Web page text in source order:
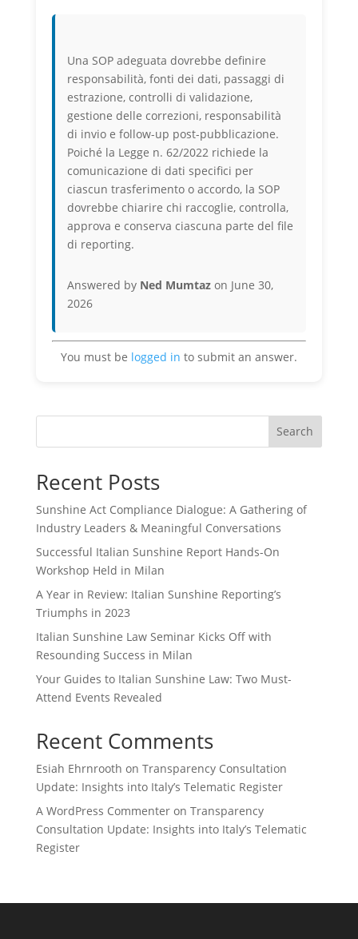
Una SOP adeguata dovrebbe definire
responsabilità, fonti dei dati, passaggi di
estrazione, controlli di validazione,
gestione delle correzioni, responsabilità
di invio e follow-up post-pubblicazione.
Poiché la Legge n. 62/2022 richiede la
comunicazione di dati specifici per
ciascun trasferimento o accordo, la SOP
dovrebbe chiarire chi raccoglie, controlla,
approva e conserva ciascuna parte del file
di reporting.
Answered by Ned Mumtazon June 30,
2026
You must be logged in to submit an answer.
Search
Recent Posts
Sunshine Act Compliance Dialogue: A Gathering of
Industry Leaders & Meaningful Conversations
Successful Italian Sunshine Report Hands-On
Workshop Held in Milan
A Year in Review: Italian Sunshine Reporting’s
Triumphs in 2023
Italian Sunshine Law Seminar Kicks Off with
Resounding Success in Milan
Your Guides to Italian Sunshine Law: Two Must-
Attend Events Revealed
Recent Comments
Esiah Ehrnrooth on Transparency Consultation
Update: Insights into Italy’s Telematic Register
A WordPress Commenteron Transparency
Consultation Update: Insights into Italy’s Telematic
Register